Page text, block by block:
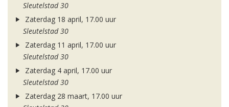
Sleutelstad 30
Zaterdag 18 april, 17.00 uur
Sleutelstad 30
Zaterdag 11 april, 17.00 uur
Sleutelstad 30
Zaterdag 4 april, 17.00 uur
Sleutelstad 30
Zaterdag 28 maart, 17.00 uur